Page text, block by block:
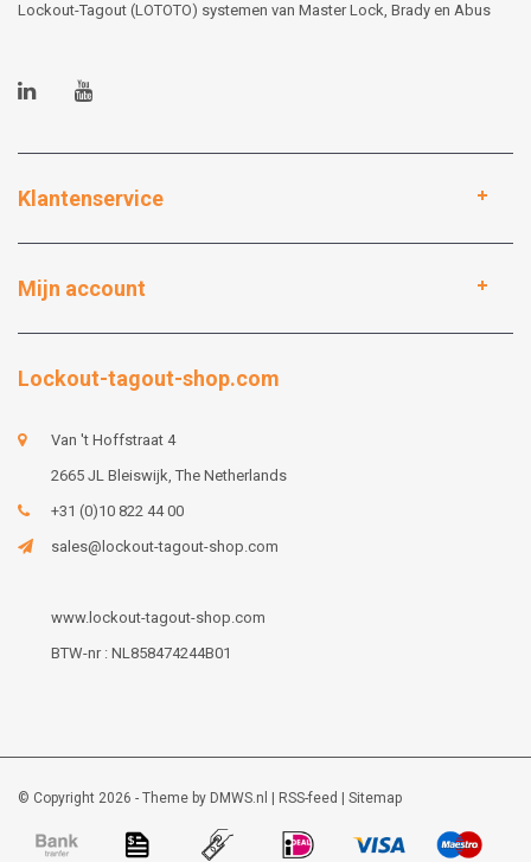
Lockout-Tagout (LOTOTO) systemen van Master Lock, Brady en Abus
Klantenservice
Mijn account
Lockout-tagout-shop.com
Van 't Hoffstraat 4
2665 JL Bleiswijk, The Netherlands
+31 (0)10 822 44 00
sales@lockout-tagout-shop.com
www.lockout-tagout-shop.com
BTW-nr : NL858474244B01
© Copyright 2026 - Theme by DMWS.nl RSS-feed Sitemap